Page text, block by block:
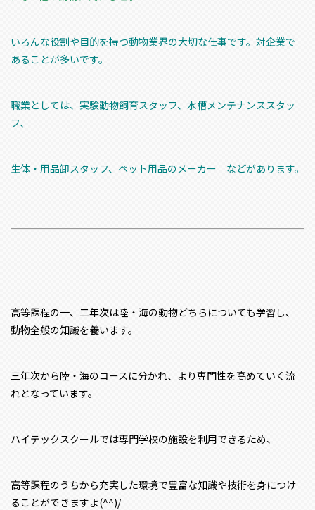
いろんな役割や目的を持つ動物業界の大切な仕事です。対企業で
あることが多いです。
職業としては、実験動物飼育スタッフ、水槽メンテナンススタッ
フ、
生体・用品卸スタッフ、ペット用品のメーカー などがあります。
高等課程の一、二年次は陸・海の動物どちらについても学習し、
動物全般の知識を養います。
三年次から陸・海のコースに分かれ、より専門性を高めていく流
れとなっています。
ハイテックスクールでは専門学校の施設を利用できるため、
高等課程のうちから充実した環境で豊富な知識や技術を身につけ
ることができますよ(^^)/